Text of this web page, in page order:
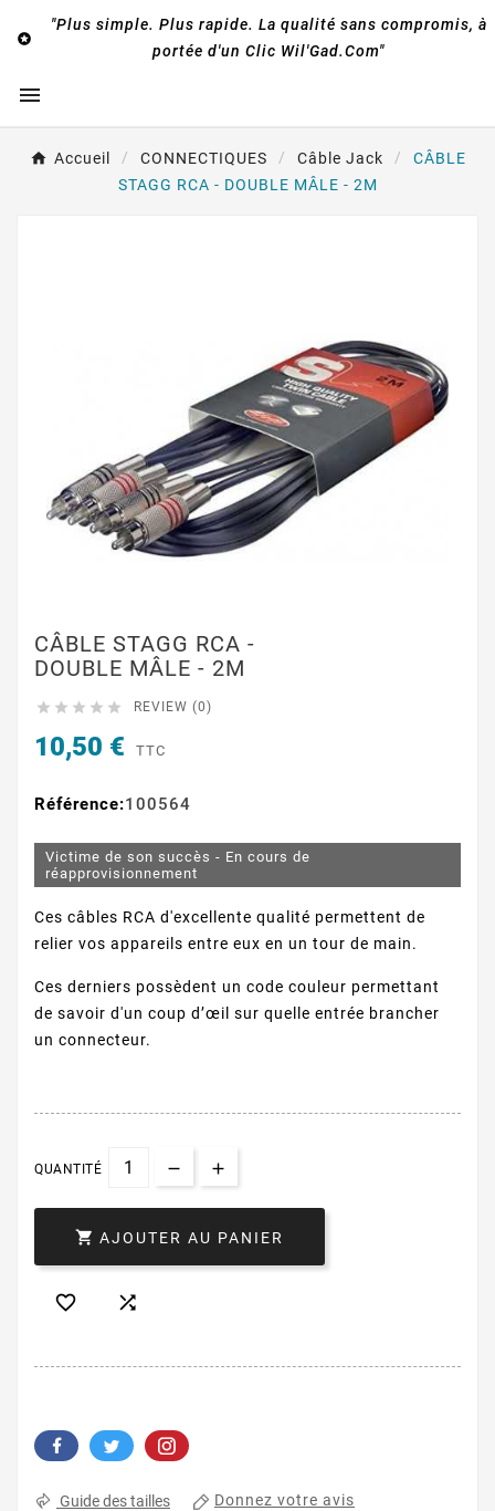

"Plus simple. Plus rapide. La qualité sans compromis, à
portée d'un Clic Wil'Gad.Com"

Accueil CONNECTIQUES Câble Jack
CÂBLE
STAGG RCA - DOUBLE MÂLE - 2M
CÂBLE STAGG RCA -
DOUBLE MÂLE - 2M
     REVIEW (0)
10,50 € TTC
Référence:100564
Victime de son succès - En cours de
réapprovisionnement
Ces câbles RCA d'excellente qualité permettent de
relier vos appareils entre eux en un tour de main.
Ces derniers possèdent un code couleur permettant
de savoir d'un coup d’œil sur quelle entrée brancher
un connecteur.
QUANTITÉ
 AJOUTER AU PANIER
 
Guide des tailles Donnez votre avis